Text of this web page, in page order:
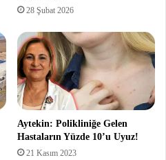
28 Şubat 2026
Aytekin: Polikliniğe Gelen
Hastaların Yüzde 10’u Uyuz!
21 Kasım 2023